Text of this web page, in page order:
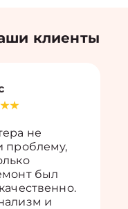
клиенты
не
проблему,
был
и